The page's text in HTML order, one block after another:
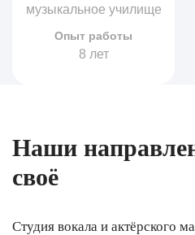
музыкальное училище
Опыт работы
8 лет
Наши
своё
Студия вокала и актёрского